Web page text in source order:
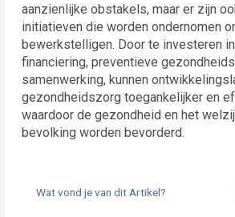
aanzienlijke obstakels, maar er zijn
initiatieven die worden ondernomen
bewerkstelligen. Door te investeren
financiering, preventieve
samenwerking, kunnen
gezondheidszorg toegankelijker en
waardoor de gezondheid en het
bevolking worden bevorderd.
Wat vond je van dit Artikel?